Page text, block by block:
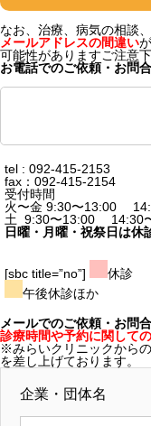
なお、治療、病気の相談
メールアドレスの間違い
可能性がありますご注意下
お電話でのご依頼・お問
tel : 092-415-2153
fax：092-415-2154
受付時間
火〜金 9:30〜13:00
土 9:30〜13:00 14:30
日曜・月曜・祝祭日は休
[sbc title=”no”]
休診
午後休診ほか
メールでのご依頼・お問
診療時間や予約に関して
※みらいクリニックから
を差し上げております。
企業・団体名